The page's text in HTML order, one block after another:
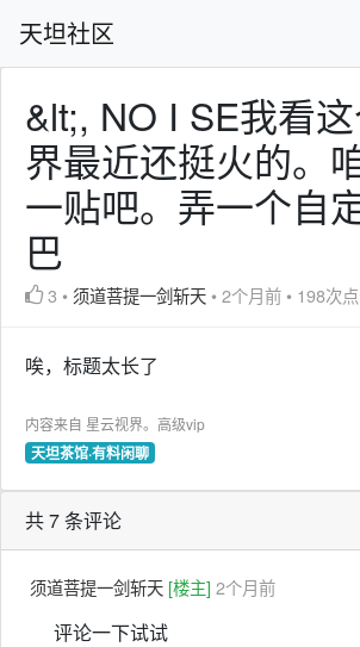
天坦社区
&lt;, NO I SE我看
界最近还挺火的。
一贴吧。弄一个自
巴
3 • 须道菩提一剑斩天 •2个月前 • 198次
唉，标题太长了
内容来自 星云视界。高级vip
天坦茶馆·有料闲聊
共 7 条评论
须道菩提一剑斩天 [楼主] 2个月前
评论一下试试